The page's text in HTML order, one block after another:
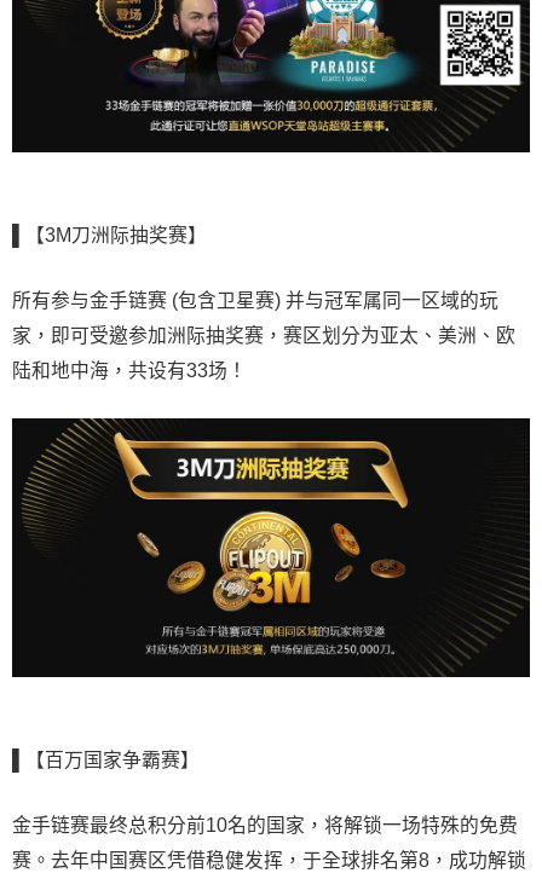
▌【3M刀洲际抽奖赛】
所有参与金手链赛 (包含卫星赛) 并与冠军属同一区域的玩
家，即可受邀参加洲际抽奖赛，赛区划分为亚太、美洲、欧
陆和地中海，共设有33场！
▌【百万国家争霸赛】
金手链赛最终总积分前10名的国家，将解锁一场特殊的免费
赛。去年中国赛区凭借稳健发挥，于全球排名第8，成功解锁